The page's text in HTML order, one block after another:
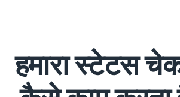
हमारा स्टेटस